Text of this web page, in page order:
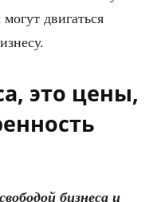
двигаться
это цены,
бизнеса и